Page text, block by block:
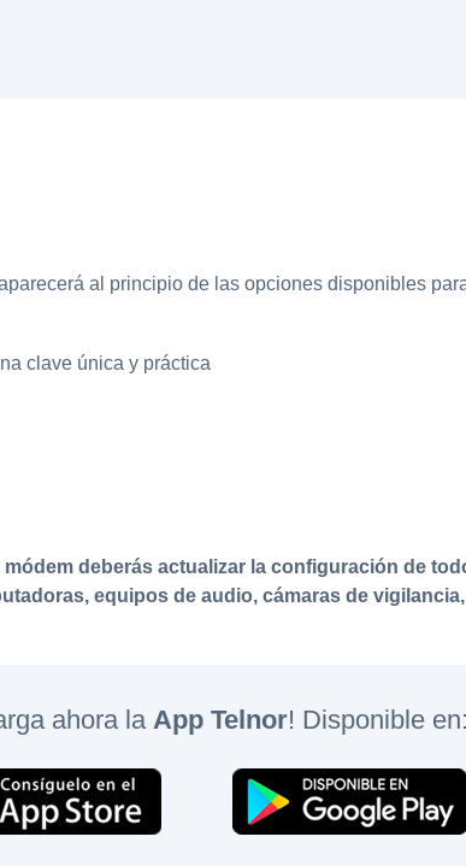
al principio de las opciones disponibles
clave única y práctica
deberás actualizar la configuración de
equipos de audio, cámaras de
ahora laApp Telnor! Disponible